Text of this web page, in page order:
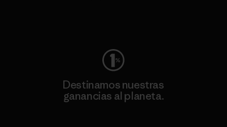
Destinamos nuestras
ganancias al planeta.